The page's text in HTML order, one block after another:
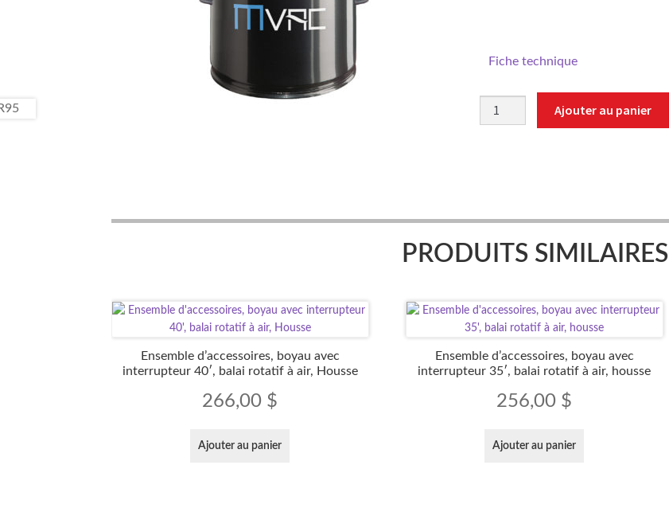
Fiche technique
quantité
de
Ajouter au panier
PRODUITS SIMILAIRES
Ensemble d’accessoires, boyau avec
interrupteur 40′, balai rotatif à air, Housse
266,00 $
Ajouter au panier
Ensemble d’accessoires, boyau avec
interrupteur 35′, balai rotatif à air, housse
256,00 $
Ajouter au panier